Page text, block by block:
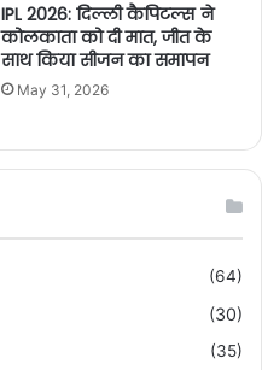
IPL 2026: दिल्ली कैपिटल्स ने
कोलकाता को दी मात, जीत के
साथ किया सीजन का समापन
May 31, 2026
(64)
(30)
(35)